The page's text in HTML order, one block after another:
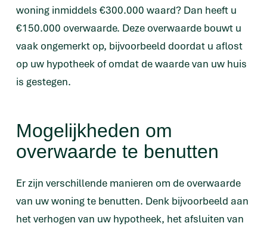
woning inmiddels €300.000 waard? Dan heeft u
€150.000 overwaarde. Deze overwaarde bouwt u
vaak ongemerkt op, bijvoorbeeld doordat u aflost
op uw hypotheek of omdat de waarde van uw huis
is gestegen.
Mogelijkheden om
overwaarde te benutten
Er zijn verschillende manieren om de overwaarde
van uw woning te benutten. Denk bijvoorbeeld aan
het verhogen van uw hypotheek, het afsluiten van